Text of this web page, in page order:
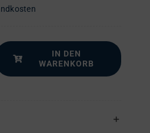
IN DEN
WARENKORB